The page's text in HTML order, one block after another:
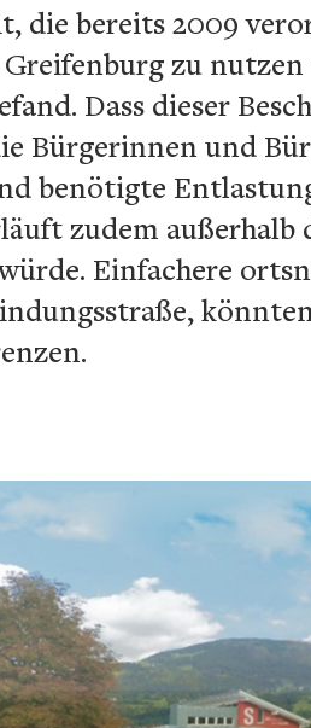
die bereits 2009
zu
Dass dieser
Bürgerinnen und
benötigte
zudem außerhalb
Einfachere